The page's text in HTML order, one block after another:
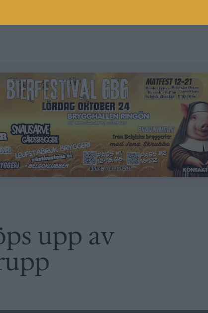
upp av